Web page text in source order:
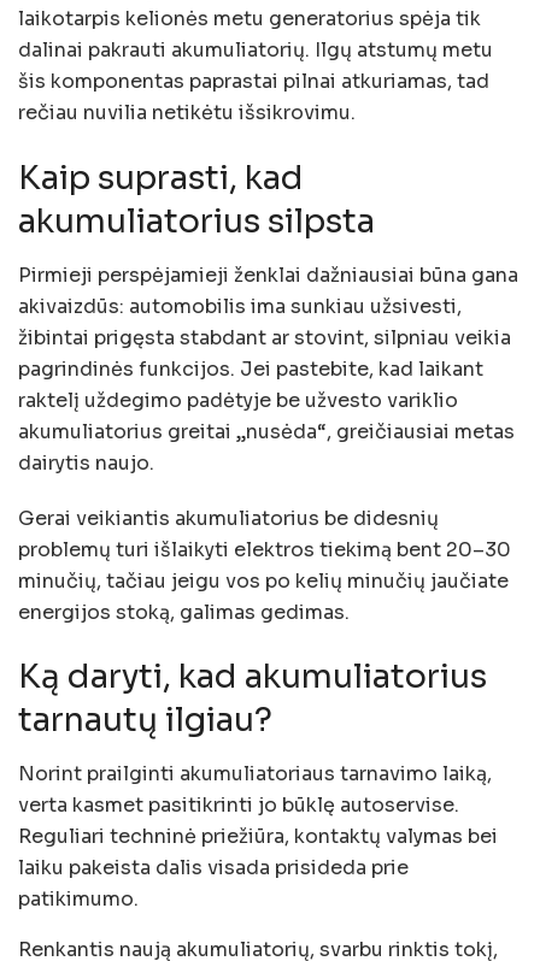
laikotarpis kelionės metu generatorius spėja tik
dalinai pakrauti akumuliatorių. Ilgų atstumų metu
šis komponentas paprastai pilnai atkuriamas, tad
rečiau nuvilia netikėtu išsikrovimu.
Kaip suprasti, kad
akumuliatorius silpsta
Pirmieji perspėjamieji ženklai dažniausiai būna gana
akivaizdūs: automobilis ima sunkiau užsivesti,
žibintai prigęsta stabdant ar stovint, silpniau veikia
pagrindinės funkcijos. Jei pastebite, kad laikant
raktelį uždegimo padėtyje be užvesto variklio
akumuliatorius greitai „nusėda“, greičiausiai metas
dairytis naujo.
Gerai veikiantis akumuliatorius be didesnių
problemų turi išlaikyti elektros tiekimą bent 20–30
minučių, tačiau jeigu vos po kelių minučių jaučiate
energijos stoką, galimas gedimas.
Ką daryti, kad akumuliatorius
tarnautų ilgiau?
Norint prailginti akumuliatoriaus tarnavimo laiką,
verta kasmet pasitikrinti jo būklę autoservise.
Reguliari techninė priežiūra, kontaktų valymas bei
laiku pakeista dalis visada prisideda prie
patikimumo.
Renkantis naują akumuliatorių, svarbu rinktis tokį,